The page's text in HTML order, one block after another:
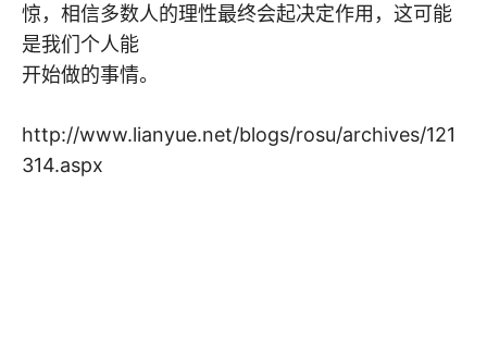
惊，相信多数人的理性最终会起决定作用，这可能
是我们个人能
开始做的事情。
http://www.lianyue.net/blogs/rosu/archives/121
314.aspx